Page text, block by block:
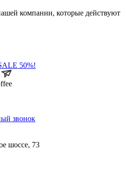
компании, которые действуют
50%!
звонок
шоссе, 73